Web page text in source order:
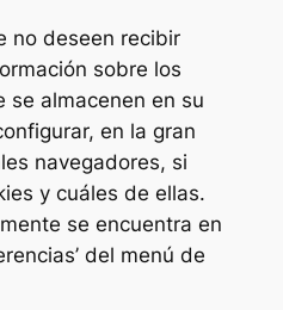
no deseen recibir
sobre los
se almacenen en su
en la gran
navegadores, si
y cuáles de ellas.
se encuentra en
del menú de